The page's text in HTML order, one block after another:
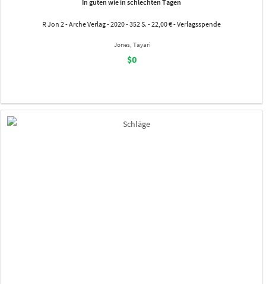
In guten wie in schlechten Tagen
R Jon 2 - Arche Verlag - 2020 - 352 S. - 22,00 € - Verlagsspende
Jones, Tayari
$0